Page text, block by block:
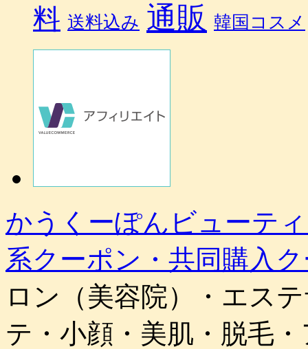
料 送料込み 通販 韓国コスメ
かうくーぽんビューテ
系クーポン・共同購入
ロン（美容院）・エス
テ・小顔・美肌・脱毛